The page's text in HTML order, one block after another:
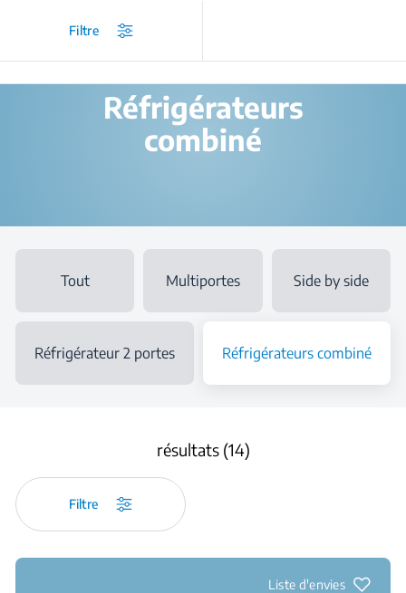
Réfrigérateur-congélateur
Réfrigérateurs
combiné
Tout Multiportes Side by side
Réfrigérateur 2 portes Réfrigérateurs combiné
résultats (14)
Filtre
Liste d'envies
Filtre